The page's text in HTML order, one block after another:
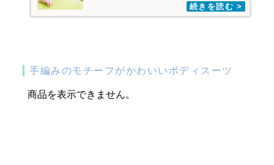
手編みのモチーフがかわいいボディスーツ